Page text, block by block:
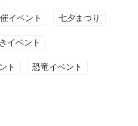
イベント 七夕まつり
イベント
ト 恐竜イベント